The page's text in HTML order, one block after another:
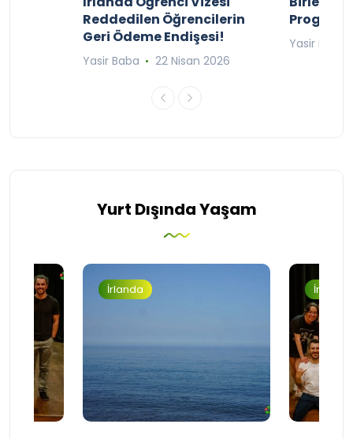
Reddedilen Öğrencilerin
Geri Ödeme Endişesi!
Yasir Baba 22 Nisan 2026
Yasir Baba
Yurt Dışında Yaşam
İrlanda İrlanda